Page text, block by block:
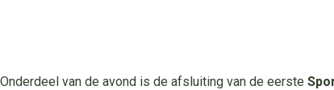
Onderdeel van de avond is de afsluiting van de eerste